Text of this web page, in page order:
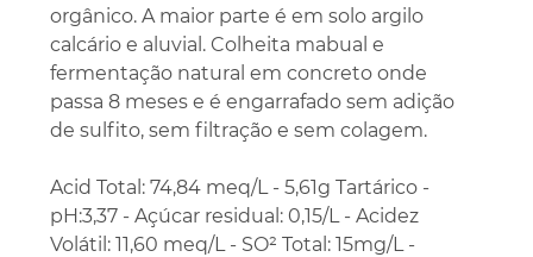
orgânico. A maior parte é em solo argilo
calcário e aluvial. Colheita mabual e
fermentação natural em concreto onde
passa 8 meses e é engarrafado sem adição
de sulfito, sem filtração e sem colagem.
Acid Total: 74,84 meq/L - 5,61g Tartárico -
pH:3,37 - Açúcar residual: 0,15/L - Acidez
Volátil: 11,60 meq/L - SO² Total: 15mg/L -